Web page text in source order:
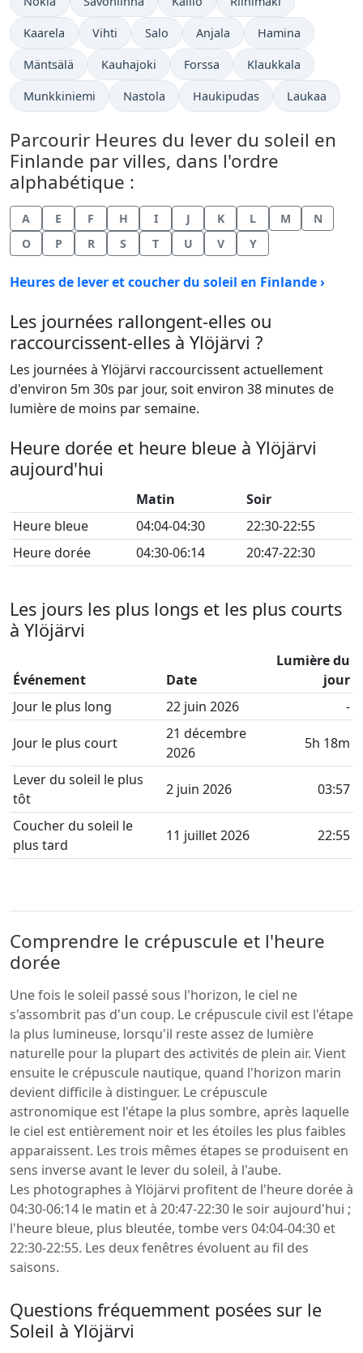
Kaarela Vihti Salo Anjala Hamina
Mäntsälä Kauhajoki Forssa Klaukkala
Munkkiniemi Nastola Haukipudas Laukaa
Parcourir Heures du lever du soleil en
Finlande par villes, dans l'ordre
alphabétique :
A E F H I J K L M
N
O
P R S T U V Y
Heures de lever et coucher du soleil en Finlande ›
Les journées rallongent-elles ou
raccourcissent-elles à Ylöjärvi ?
Les journées à Ylöjärvi raccourcissent actuellement
d'environ 5m 30s par jour, soit environ 38 minutes de
lumière de moins par semaine.
Heure dorée et heure bleue à Ylöjärvi
aujourd'hui
Matin
Soir
Heure bleue
04:04-04:30
22:30-22:55
Heure dorée
04:30-06:14 20:47-22:30
Les jours les plus longs et les plus courts
à Ylöjärvi
Événement Date
Lumière du
jour
Jour le plus long
22 juin 2026 -
Jour le plus court
21 décembre
2026
5h 18m
Lever du soleil le plus
tôt
2 juin 2026 03:57
Coucher du soleil le
plus tard
11 juillet 2026 22:55
Comprendre le crépuscule et l'heure
dorée
Une fois le soleil passé sous l'horizon, le ciel ne
s'assombrit pas d'un coup. Le crépuscule civil est l'étape
la plus lumineuse, lorsqu'il reste assez de lumière
naturelle pour la plupart des activités de plein air. Vient
ensuite le crépuscule nautique, quand l'horizon marin
devient difficile à distinguer. Le crépuscule
astronomique est l'étape la plus sombre, après laquelle
le ciel est entièrement noir et les étoiles les plus faibles
apparaissent. Les trois mêmes étapes se produisent en
sens inverse avant le lever du soleil, à l'aube.
Les photographes à Ylöjärvi profitent de l'heure dorée à
04:30-06:14 le matin et à 20:47-22:30 le soir aujourd'hui ;
l'heure bleue, plus bleutée, tombe vers 04:04-04:30 et
22:30-22:55. Les deux fenêtres évoluent au fil des
saisons.
Questions fréquemment posées sur le
Soleil à Ylöjärvi